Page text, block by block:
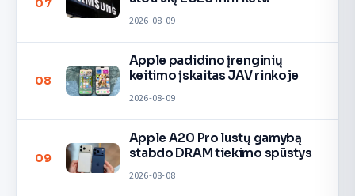
07
2026-08-09
08
Apple padidino įrenginių
keitimo įskaitas JAV rinkoje
2026-08-09
09
Apple A20 Pro lustų gamybą
stabdo DRAM tiekimo spūstys
2026-08-08